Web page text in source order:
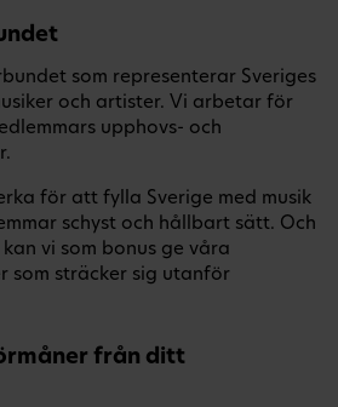
som representerar Sveriges
och artister. Vi arbetar för
upphovs- och
för att fylla Sverige med musik
schyst och hållbart sätt. Och
vi som bonus ge våra
som sträcker sig utanför
från ditt